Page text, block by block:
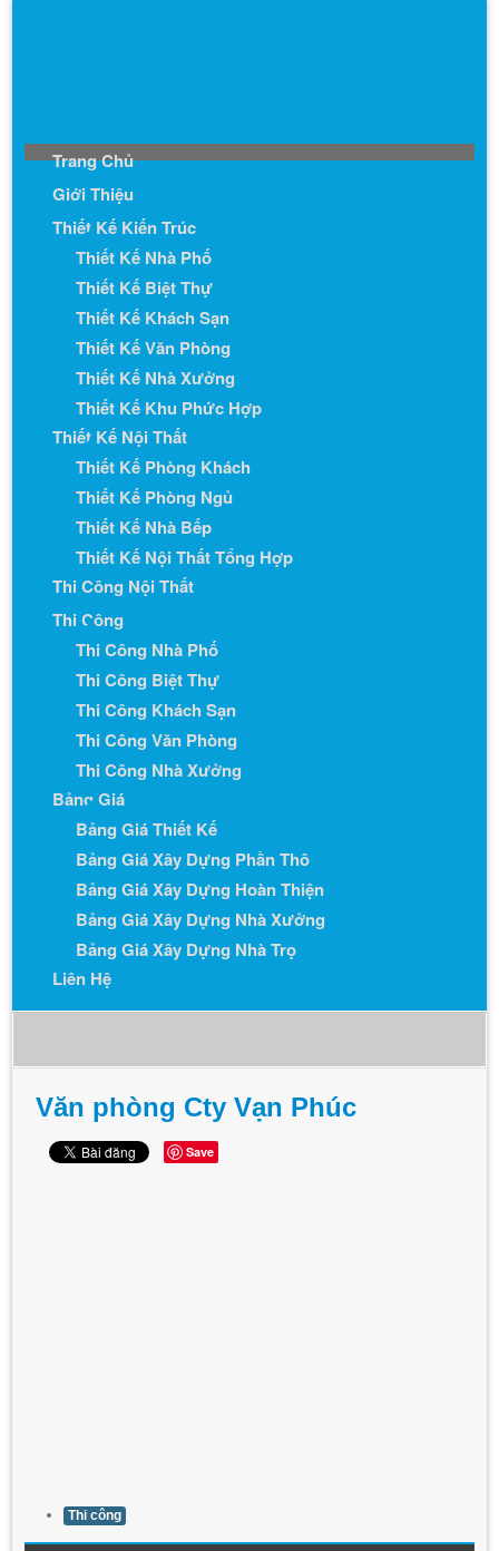
Trang Chủ
Giới Thiệu
Thiết Kế Kiến Trúc
Thiết Kế Nhà Phố
Thiết Kế Biệt Thự
Thiết Kế Khách Sạn
Thiết Kế Văn Phòng
Thiết Kế Nhà Xưởng
Thiết Kế Khu Phức Hợp
Thiết Kế Nội Thất
Thiết Kế Phòng Khách
Thiết Kế Phòng Ngủ
Thiết Kế Nhà Bếp
Thiết Kế Nội Thất Tổng Hợp
Thi Công Nội Thất
Thi Công
Thi Công Nhà Phố
Thi Công Biệt Thự
Thi Công Khách Sạn
Thi Công Văn Phòng
Thi Công Nhà Xưởng
Bảng Giá
Bảng Giá Thiết Kế
Bảng Giá Xây Dựng Phần Thô
Bảng Giá Xây Dựng Hoàn Thiện
Bảng Giá Xây Dựng Nhà Xưởng
Bảng Giá Xây Dựng Nhà Trọ
Liên Hệ
Văn phòng Cty Vạn Phúc
Save
Thi công